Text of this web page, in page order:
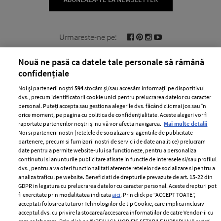
Urmareste-ne pe:
Cele mai citite
BEAUTY BEAUTY TIPS
7 uleiuri care stimulează creșterea rapidă a
părului
Nouă ne pasă ca datele tale personale să rămână
confidențiale
Noi și partenerii noștri594stocăm și/sau accesăm informații pe dispozitivul
dvs., precum identificatorii cookie unici pentru prelucrarea datelor cu caracter
personal. Puteți accepta sau gestiona alegerile dvs. făcând clic mai jos sau în
orice moment, pe pagina cu politica de confidențialitate. Aceste alegeri vor fi
raportate partenerilor noștri și nu vă vor afecta navigarea. Mai multe detalii
Noi si partenerii nostri (retelele de socializare si agentiile de publicitate
partenere, precum si furnizorii nostri de servicii de date analitice) prelucram
date pentru a permite website-ului sa functioneze, pentru a personaliza
continutul si anunturile publicitare afisate in functie de interesele si/sau profilul
dvs., pentru a va oferi functionalitati aferente retelelor de socializare si pentru a
analiza traficul pe website. Beneficiati de drepturile prevazute de art. 15-22 din
GDPR in legatura cu prelucrarea datelor cu caracter personal. Aceste drepturi pot
fi exercitate prin modalitatea indicataaici. Prin click pe “ACCEPT TOATE”,
acceptati folosirea tuturor Tehnologiilor de tip Cookie, care implica inclusiv
acceptul dvs. cu privire la stocarea/accesarea informatiilor de catre Vendor-ii cu